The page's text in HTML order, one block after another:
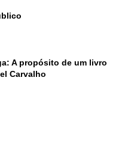
A propósito de um livro
Carvalho